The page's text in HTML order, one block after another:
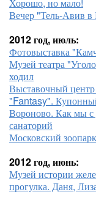
Вечер "Тель-Авив в
2012 год, июль:
Фотовыставка
Музей театра
ходил
Выставочный
"Fantasy".
Вороново. Как мы с
санаторий
Московский
2012 год, июнь:
Музей истории
прогулка. Даня,